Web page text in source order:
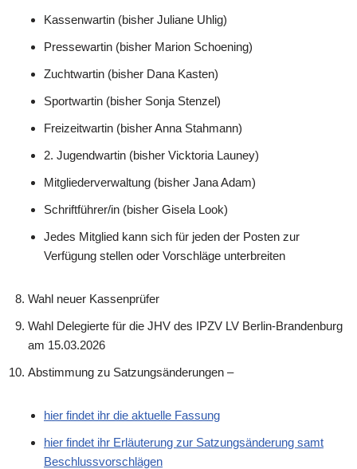
Kassenwartin (bisher Juliane Uhlig)
Pressewartin (bisher Marion Schoening)
Zuchtwartin (bisher Dana Kasten)
Sportwartin (bisher Sonja Stenzel)
Freizeitwartin (bisher Anna Stahmann)
2. Jugendwartin (bisher Vicktoria Launey)
Mitgliederverwaltung (bisher Jana Adam)
Schriftführer/in (bisher Gisela Look)
Jedes Mitglied kann sich für jeden der Posten zur
Verfügung stellen oder Vorschläge unterbreiten
Wahl neuer Kassenprüfer
Wahl Delegierte für die JHV des IPZV LV Berlin-Brandenburg
am 15.03.2026
Abstimmung zu Satzungsänderungen –
hier findet ihr die aktuelle Fassung
hier findet ihr Erläuterung zur Satzungsänderung samt
Beschlussvorschlägen